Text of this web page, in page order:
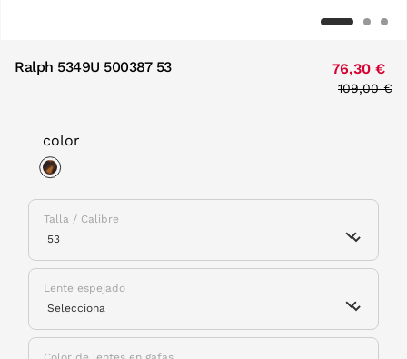
Ralph 5349U 500387 53 76,30 €
Price
109,00 €
color
Talla / Calibre
Lente espejado